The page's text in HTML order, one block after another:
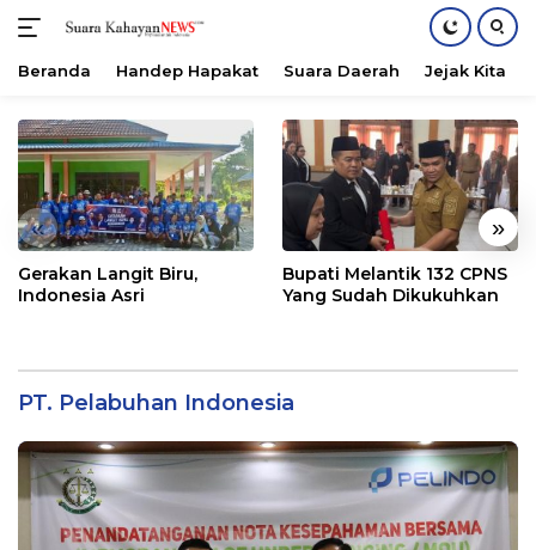
konten
Beranda Handep Hapakat Suara Daerah Jejak Kita
« »
Gerakan Langit Biru,
Indonesia Asri
Bupati Melantik 132 CPNS
Yang Sudah Dikukuhkan
PT. Pelabuhan Indonesia